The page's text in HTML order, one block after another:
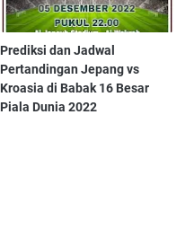
Prediksi dan Jadwal
Pertandingan Jepang vs
Kroasia di Babak 16 Besar
Piala Dunia 2022